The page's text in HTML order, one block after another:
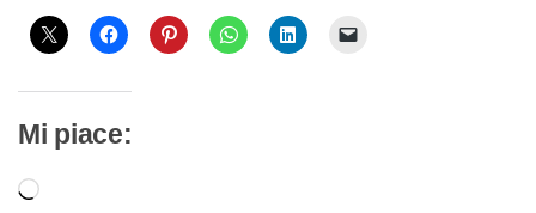
Mi piace:
Caricamento